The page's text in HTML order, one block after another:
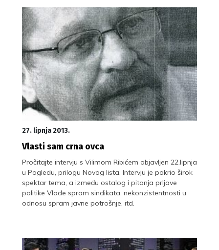
27. lipnja 2013.
Vlasti sam crna ovca
Pročitajte intervju s Vilimom Ribićem objavljen 22.lipnja
u Pogledu, prilogu Novog lista. Intervju je pokrio širok
spektar tema, a između ostalog i pitanja prljave
politike Vlade spram sindikata, nekonzistentnosti u
odnosu spram javne potrošnje, itd.